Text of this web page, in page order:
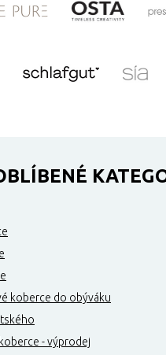
koberce do obýváku
- výprodej